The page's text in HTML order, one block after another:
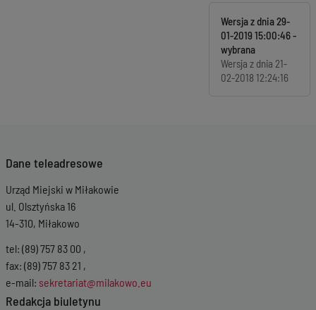
Wersja z dnia29-
01-2019 15:00:46
Wersja z dnia 21-
02-2018 12:24:16
Dane teleadresowe
Urząd Miejski w Miłakowie
ul. Olsztyńska 16
14-310, Miłakowo
tel: (89) 757 83 00 ,
fax: (89) 757 83 21 ,
e-mail: sekretariat@milakowo.eu
Redakcja biuletynu